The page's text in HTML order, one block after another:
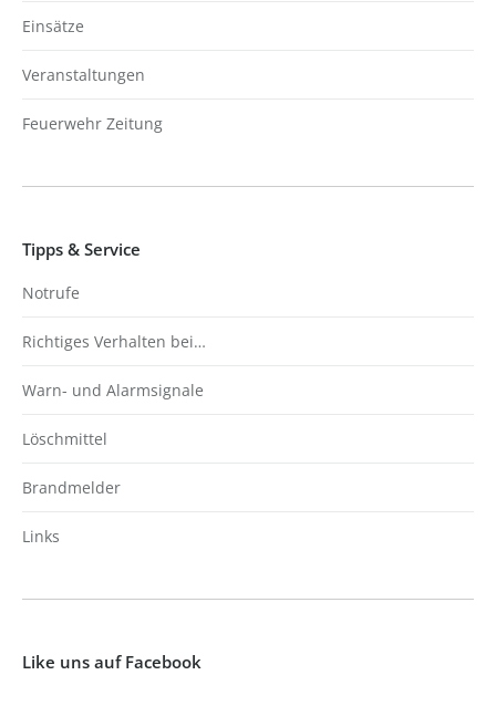
Einsätze
Veranstaltungen
Feuerwehr Zeitung
Tipps & Service
Notrufe
Richtiges Verhalten bei…
Warn- und Alarmsignale
Löschmittel
Brandmelder
Links
Like uns auf Facebook